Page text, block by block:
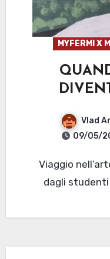
MYFERMI X
Vlad
09/05/
Viaggio nell’arte europea accompagnati
dagli